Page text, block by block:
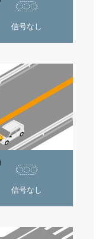
信号なし
信号なし